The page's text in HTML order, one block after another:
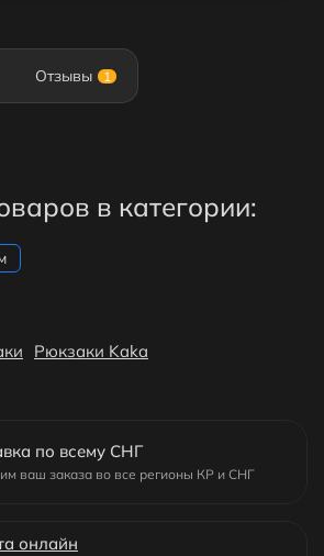
Отзывы 1
в категории:
Рюкзаки Kaka
по всему СНГ
ваш заказа во все регионы КР и СНГ
онлайн